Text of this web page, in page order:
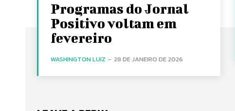
Programas do Jornal
Positivo voltam em
fevereiro
WASHINGTON LUIZ - 28 DE JANEIRO DE 2026